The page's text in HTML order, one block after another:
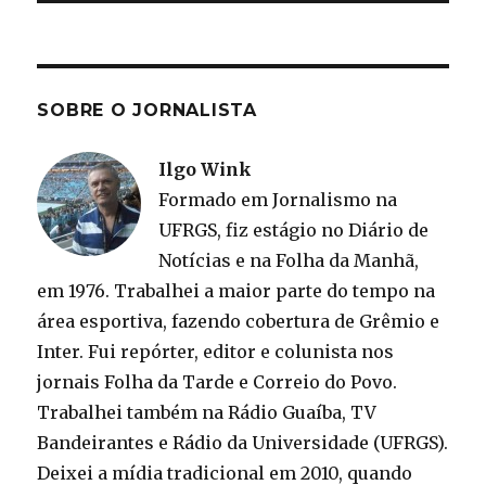
SOBRE O JORNALISTA
Ilgo Wink
Formado em Jornalismo na
UFRGS, fiz estágio no Diário de
Notícias e na Folha da Manhã,
em 1976. Trabalhei a maior parte do tempo na
área esportiva, fazendo cobertura de Grêmio e
Inter. Fui repórter, editor e colunista nos
jornais Folha da Tarde e Correio do Povo.
Trabalhei também na Rádio Guaíba, TV
Bandeirantes e Rádio da Universidade (UFRGS).
Deixei a mídia tradicional em 2010, quando